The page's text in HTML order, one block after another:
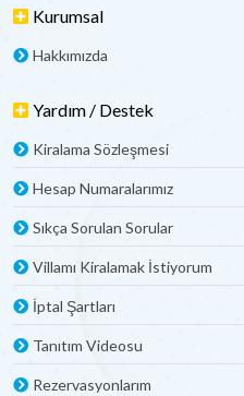
Kurumsal
Hakkımızda
Yardım / Destek
Kiralama Sözleşmesi
Hesap Numaralarımız
Sıkça Sorulan Sorular
Villamı Kiralamak İstiyorum
İptal Şartları
Tanıtım Videosu
Rezervasyonlarım